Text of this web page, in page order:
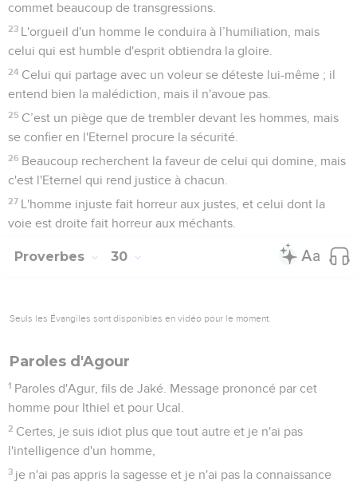
commet beaucoup de transgressions.
23 L'orgueil d'un homme le conduira à l’humiliation, mais
celui qui est humble d'esprit obtiendra la gloire.
24 Celui qui partage avec un voleur se déteste lui-même ; il
entend bien la malédiction, mais il n'avoue pas.
25 C’est un piège que de trembler devant les hommes, mais
se confier en l'Eternel procure la sécurité.
26 Beaucoup recherchent la faveur de celui qui domine, mais
c'est l'Eternel qui rend justice à chacun.
27 L'homme injuste fait horreur aux justes, et celui dont la
voie est droite fait horreur aux méchants.
Proverbes 30
Seuls les Évangiles sont disponibles en vidéo pour le moment.
Paroles d'Agour
1 Paroles d'Agur, fils de Jaké. Message prononcé par cet
homme pour Ithiel et pour Ucal.
2 Certes, je suis idiot plus que tout autre et je n'ai pas
l'intelligence d'un homme,
3 je n'ai pas appris la sagesse et je n'ai pas la connaissance